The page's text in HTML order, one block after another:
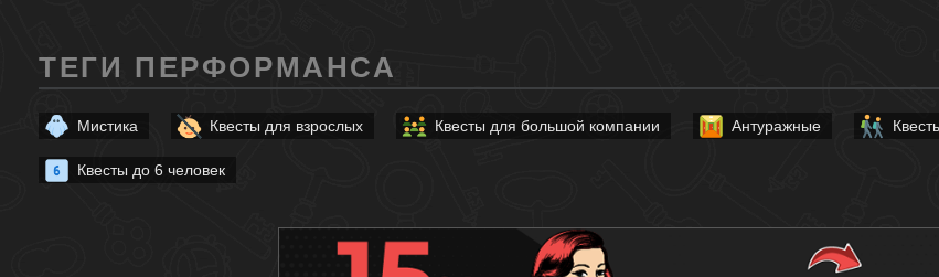
ТЕГИ ПЕРФОРМАНСА
Мистика Квесты для взрослых Квесты для большой компании Антуражные
Квесты до 6 человек